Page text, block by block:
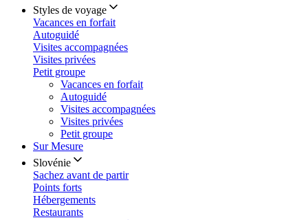
Styles de voyage
Vacances en forfait
Autoguidé
Visites accompagnées
Visites privées
Petit groupe
Vacances en forfait
Autoguidé
Visites accompagnées
Visites privées
Petit groupe
Sur Mesure
Slovénie
Sachez avant de partir
Points forts
Hébergements
Restaurants